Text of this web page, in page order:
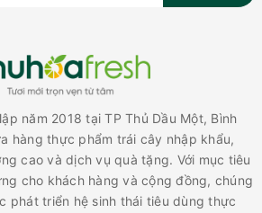
năm 2018 tại TP Thủ Dầu Một, Bình
hàng thực phẩm trái cây nhập khẩu,
cao và dịch vụ quà tặng. Với mục tiêu
cho khách hàng và cộng đồng, chúng
phát triển hệ sinh thái tiêu dùng thực